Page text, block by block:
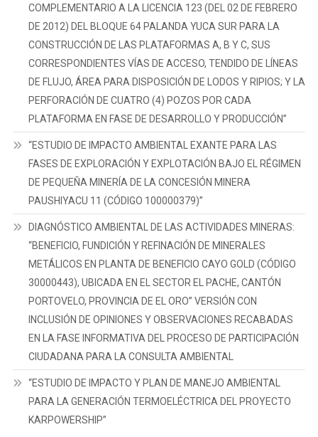
COMPLEMENTARIO A LA LICENCIA 123 (DEL 02 DE FEBRERO
DE 2012) DEL BLOQUE 64 PALANDA YUCA SUR PARA LA
CONSTRUCCIÓN DE LAS PLATAFORMAS A, B Y C, SUS
CORRESPONDIENTES VÍAS DE ACCESO, TENDIDO DE LÍNEAS
DE FLUJO, ÁREA PARA DISPOSICIÓN DE LODOS Y RIPIOS; Y LA
PERFORACIÓN DE CUATRO (4) POZOS POR CADA
PLATAFORMA EN FASE DE DESARROLLO Y PRODUCCIÓN”
“ESTUDIO DE IMPACTO AMBIENTAL EXANTE PARA LAS
FASES DE EXPLORACIÓN Y EXPLOTACIÓN BAJO EL RÉGIMEN
DE PEQUEÑA MINERÍA DE LA CONCESIÓN MINERA
PAUSHIYACU 11 (CÓDIGO 100000379)”
DIAGNÓSTICO AMBIENTAL DE LAS ACTIVIDADES MINERAS:
“BENEFICIO, FUNDICIÓN Y REFINACIÓN DE MINERALES
METÁLICOS EN PLANTA DE BENEFICIO CAYO GOLD (CÓDIGO
30000443), UBICADA EN EL SECTOR EL PACHE, CANTÓN
PORTOVELO, PROVINCIA DE EL ORO” VERSIÓN CON
INCLUSIÓN DE OPINIONES Y OBSERVACIONES RECABADAS
EN LA FASE INFORMATIVA DEL PROCESO DE PARTICIPACIÓN
CIUDADANA PARA LA CONSULTA AMBIENTAL
“ESTUDIO DE IMPACTO Y PLAN DE MANEJO AMBIENTAL
PARA LA GENERACIÓN TERMOELÉCTRICA DEL PROYECTO
KARPOWERSHIP”